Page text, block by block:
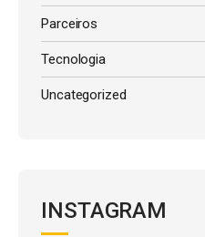
Parceiros
Tecnologia
Uncategorized
INSTAGRAM